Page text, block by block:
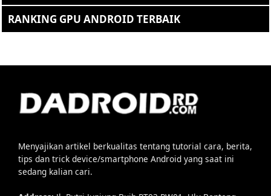
RANKING GPU ANDROID TERBAIK
Menyajikan artikel berkualitas tentang tutorial cara, berita,
tips dan trick device/smartphone Android yang saat ini
sedang kalian cari.